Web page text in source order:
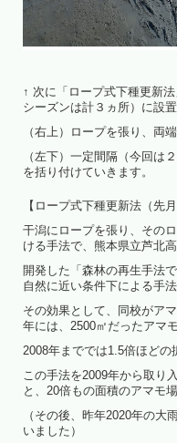
↑ 次に「ロープ式下種更新
シーズンは計３ヵ所）に設置
（右上）ロープを張り、両
（左下）一定間隔（今回は
を括り付けていきます。
【ロープ式下種更新法（先
干潟にロープを張り、その
ける手法で、熊本県立芦北
開発した「森林の再生手法
自然に近い条件下による手
その効果として、同校がア
年には、2500㎡だったアマモ
2008年まででは1.5倍ほどの
この手法を2009年から取り
と、20倍もの面積のアマモ
（その後、昨年2020年の大
いました）